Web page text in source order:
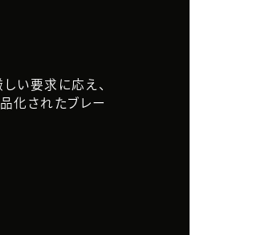
い要求に応え、
化されたブレー